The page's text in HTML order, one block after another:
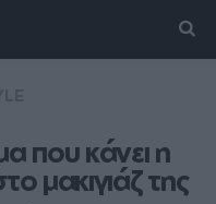
που κάνει η
μακιγιάζ της